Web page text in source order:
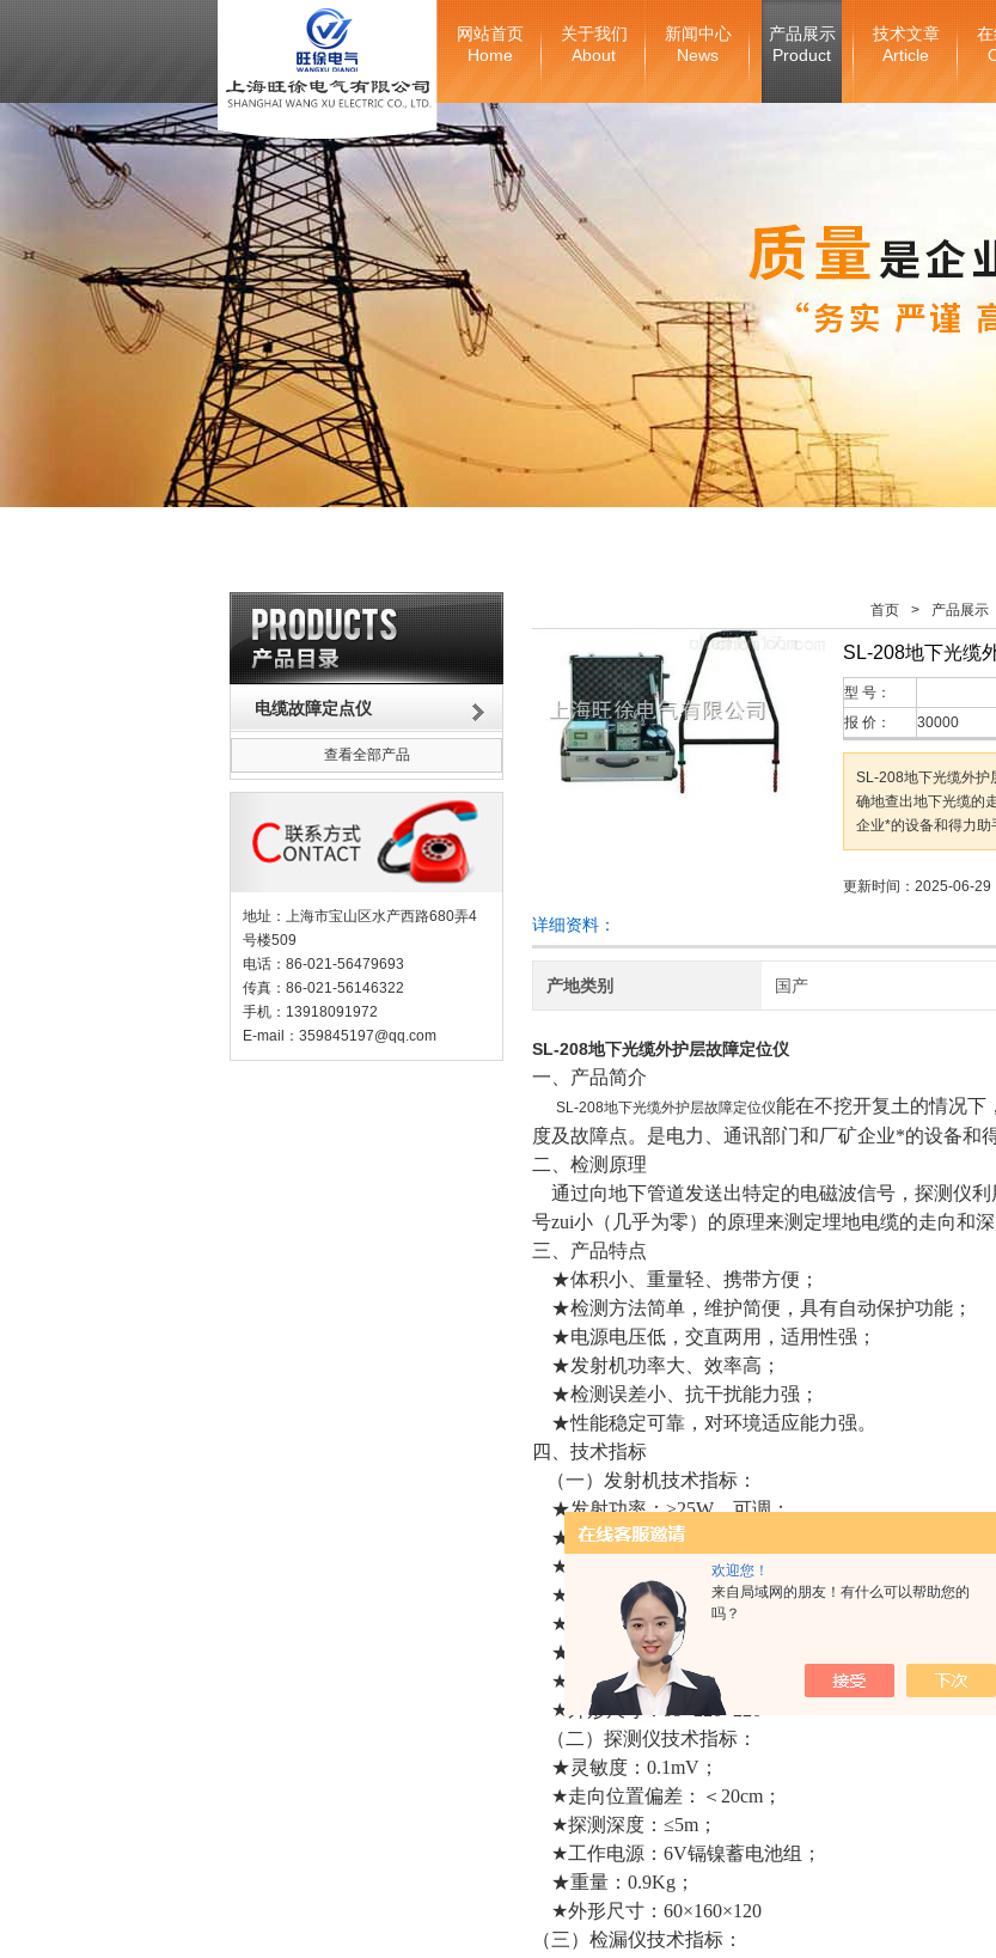
欢迎您！
来自局域网的朋友！有什么可以帮助您的
吗？
网站首页
Home
关于我们
About
新闻中心
News
产品展示
Product
技术文章
Article
在
电缆故障定点仪
查看全部产品
地址：上海市宝山区水产西路680弄4
号楼509
电话：86-021-56479693
传真：86-021-56146322
手机：13918091972
E-mail： 359845197@qq.com
首页 > 产品展示
SL-208地下光缆
型 号：
报 价：
30000
SL-208地下光缆外护
确地查出地下光缆的
企业*的设备和得力助
更新时间：2025-06-29
详细资料：
产地类别 国产
SL-208地下光缆外护层故障定位仪
一、产品简介
SL-208地下光缆外护层故障定位仪能在不挖开复土的情况下
度及故障点。是电力、通讯部门和厂矿企业*的设备和
二、检测原理
通过向地下管道发送出特定的电磁波信号，探测仪
号zui小（几乎为零）的原理来测定埋地电缆的走向
三、产品特点
★体积小、重量轻、携带方便；
★检测方法简单，维护简便，具有自动保护功能；
★电源电压低，交直两用，适用性强；
★发射机功率大、效率高；
★检测误差小、抗干扰能力强；
★性能稳定可靠，对环境适应能力强。
四、技术指标
（一）发射机技术指标：
★发射功率：≥25W，可调；
★发射频率：1K±0.1Hz，节拍频率1-2Hz；
★输出阻抗匹配：0-100Ω；
★发射距离：≤5Km（5公里以外可逐级移动）；
★工作电流：≤3A，1-3A可调；
★工作电源：12V（蓄电池组或汽车电源）；
★重 量：2.8Kg(不计电池重量)；
★外形尺寸：99×220×220
（二）探测仪技术指标：
★灵敏度：0.1mV；
★走向位置偏差：＜20cm；
★探测深度：≤5m；
★工作电源：6V镉镍蓄电池组；
★重量：0.9Kg；
★外形尺寸：60×160×120
（三）检漏仪技术指标：